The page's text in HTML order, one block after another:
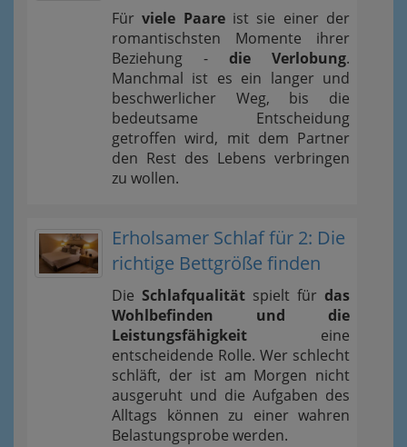
Fürviele Paareist sie einer der
romantischsten Momente ihrer
Beziehung - die Verlobung.
Manchmal ist es ein langer und
beschwerlicher Weg, bis die
bedeutsame Entscheidung
getroffen wird, mit dem Partner
den Rest des Lebens verbringen
zu wollen.
Erholsamer Schlaf für 2: Die
richtige Bettgröße finden
Die Schlafqualität spielt für das
Wohlbefinden und die
Leistungsfähigkeit eine
entscheidende Rolle. Wer schlecht
schläft, der ist am Morgen nicht
ausgeruht und die Aufgaben des
Alltags können zu einer wahren
Belastungsprobe werden.